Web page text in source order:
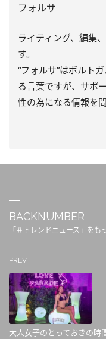
フォルサ
ライティング、編集
す。
“フォルサ”はポルト
る言葉ですが、サポ
性の為になる情報を
BACKNUMBER
「＃トレンドニュース」をも
PREV
大人女子のとっておきの時